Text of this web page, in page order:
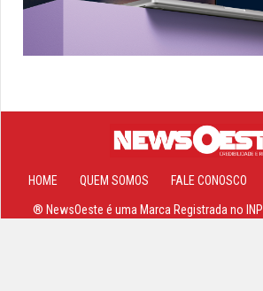
HOME QUEM SOMOS FALE CONOSCO
® NewsOeste é uma Marca Registrada no